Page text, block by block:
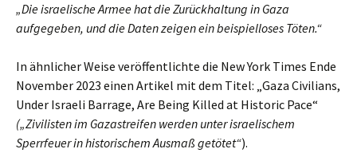
„Die israelische Armee hat die Zurückhaltung in Gaza
aufgegeben, und die Daten zeigen ein beispielloses Töten.“
In ähnlicher Weise veröffentlichte die New York Times Ende
November 2023 einen Artikel mit dem Titel: „Gaza Civilians,
Under Israeli Barrage, Are Being Killed at Historic Pace“
(„Zivilisten im Gazastreifen werden unter israelischem
Sperrfeuer in historischem Ausmaß getötet“).